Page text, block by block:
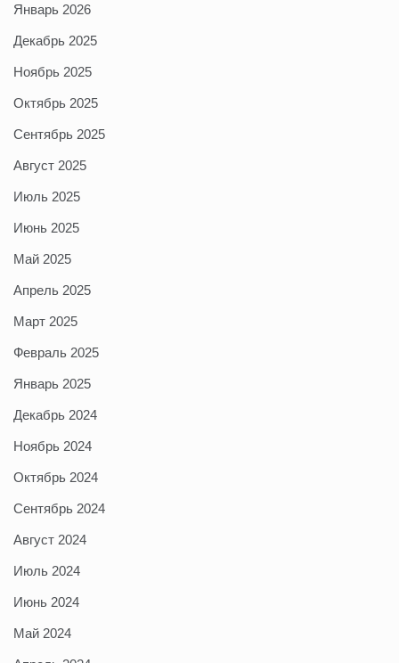
Январь 2026
Декабрь 2025
Ноябрь 2025
Октябрь 2025
Сентябрь 2025
Август 2025
Июль 2025
Июнь 2025
Май 2025
Апрель 2025
Март 2025
Февраль 2025
Январь 2025
Декабрь 2024
Ноябрь 2024
Октябрь 2024
Сентябрь 2024
Август 2024
Июль 2024
Июнь 2024
Май 2024